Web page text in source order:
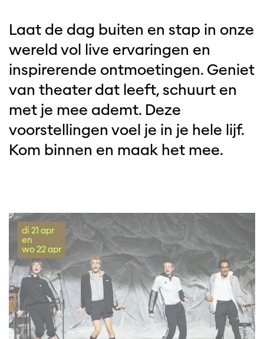
Laat de dag buiten en stap in onze
wereld vol live ervaringen en
inspirerende ontmoetingen. Geniet
van theater dat leeft, schuurt en
met je mee ademt. Deze
voorstellingen voel je in je hele lijf.
Kom binnen en maak het mee.
di 21 apr
en
wo 22 apr